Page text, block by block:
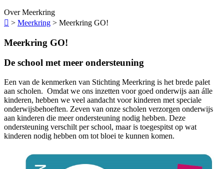
Over Meerkring
 > Meerkring > Meerkring GO!
Meerkring GO!
De school met meer ondersteuning
Een van de kenmerken van Stichting Meerkring is het brede palet
aan scholen. Omdat we ons inzetten voor goed onderwijs aan álle
kinderen, hebben we veel aandacht voor kinderen met speciale
onderwijsbehoeften. Zeven van onze scholen verzorgen onderwijs
aan kinderen die meer ondersteuning nodig hebben. Deze
ondersteuning verschilt per school, maar is toegespitst op wat
kinderen nodig hebben om tot bloei te kunnen komen.